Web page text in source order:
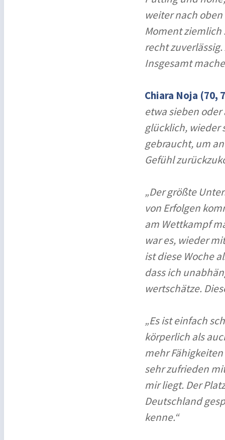
weiter nach
Moment ziemlich
recht
Insgesamt
Chiara Noja (70,
etwa sieben
glücklich, wieder
gebraucht, um
Gefühl
„Der größte
von Erfolgen
am Wettkampf
war es, wieder
ist diese Woche
dass ich
wertschätze.
„Es ist einfach
körperlich als
mehr
sehr zufrieden
mir liegt. Der
Deutschland
kenne.“